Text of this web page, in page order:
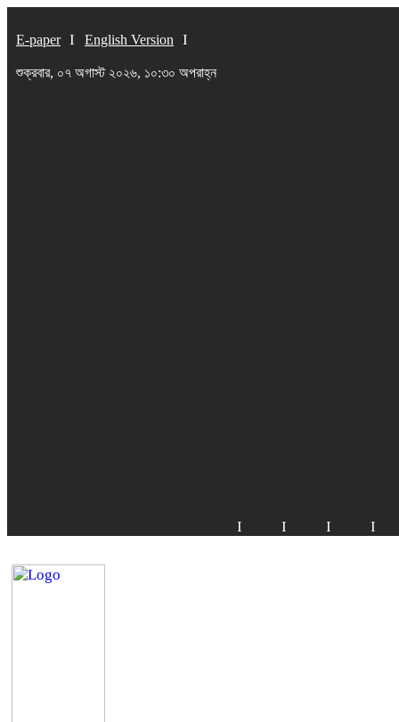
E-paper English Version
শুক্রবার, ০৭ অগাস্ট ২০২৬, ১০:৩০ অপরাহ্ন